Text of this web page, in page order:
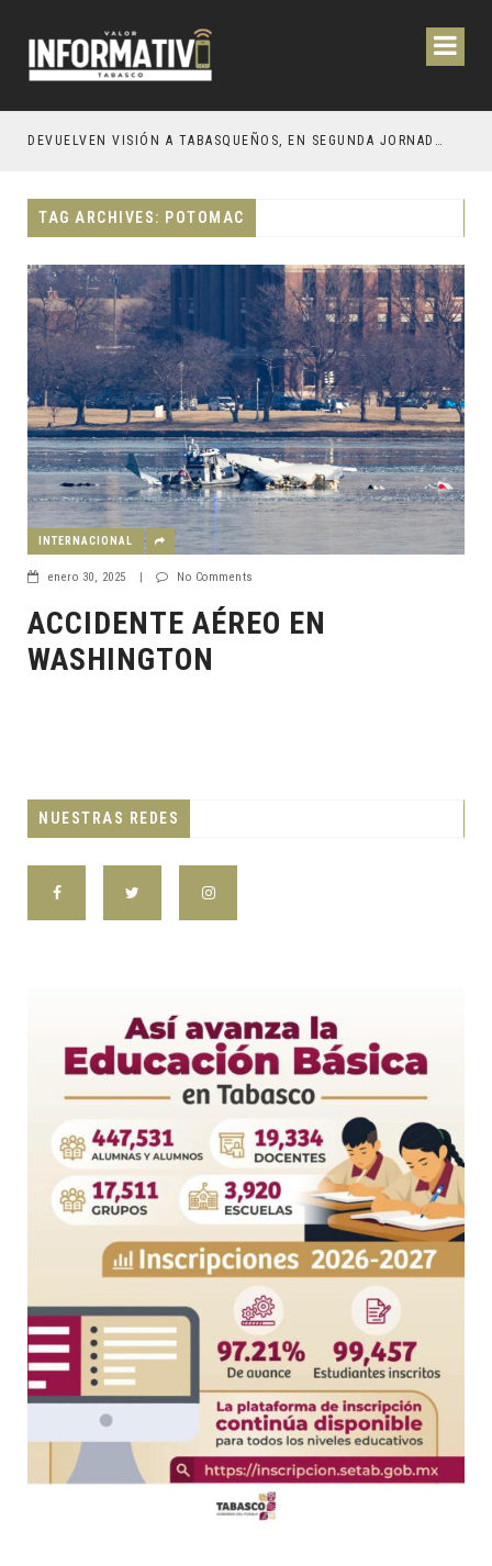
DEVUELVEN VISIÓN A TABASQUEÑOS, EN SEGUNDA JORNADA DE CIRUGÍA DE CATARATAS 2026
TAG ARCHIVES: POTOMAC
INTERNACIONAL
enero 30, 2025 No Comments
ACCIDENTE AÉREO EN
WASHINGTON
NUESTRAS REDES